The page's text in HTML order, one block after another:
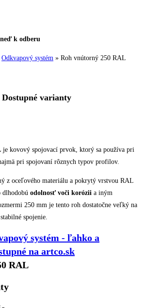
k odberu
Odkvapový systém » Roh vnútorný 250 RAL
Dostupné varianty
je kovový spojovací prvok, ktorý sa používa pri
pri spojovaní rôznych typov profilov.
z oceľového materiálu a pokrytý vrstvou RAL
dlhodobú odolnosť voči korózii a iným
250 mm je tento roh dostatočne veľký na
spojenie.
systém - ľahko a
na artco.sk
RAL